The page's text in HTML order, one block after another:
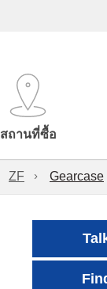
สถานที่ซื้อ
ZF Gearcase